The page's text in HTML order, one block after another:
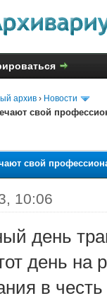
архив › Новости
свой
свой
10:06
день
день на
в